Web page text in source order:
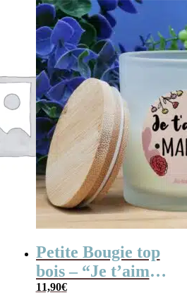
praliné x20 –
“Bonne fête des
Grand-mères”
Petite Bougie top
bois – “Je t’aime
Mamie”
11,90€